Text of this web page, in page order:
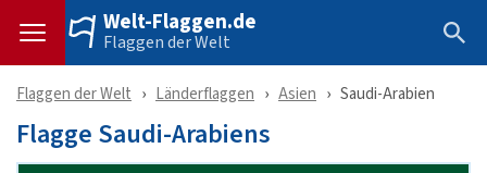
Welt-Flaggen.de
Flaggen der Welt
Flaggen der Welt Länderflaggen Asien Saudi-Arabien
Flagge Saudi-Arabiens